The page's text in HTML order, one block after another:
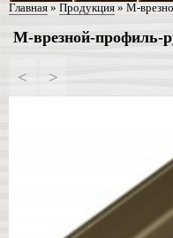
Главная » Продукция » М-
М-врезной-профиль-
< >